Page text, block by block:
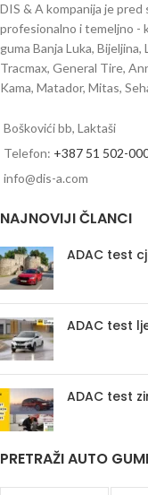
DIS & A kompanija je pred
profesionalno i temeljno -
guma Banja Luka,
Tracmax, General Tire,
Kama, Matador, Mitas,
Boškovići bb, Laktaši
Telefon: +387 51 502-
info@dis-a.com
NAJNOVIJI ČLANCI
ADAC test
ADAC test
ADAC test
PRETRAŽI AUTO